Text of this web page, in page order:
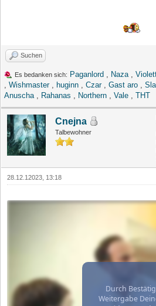
Suchen
Es bedanken sich: Paganlord Naza
Wishmaster, huginn Czar, Gast aro
Anuscha
Rahanas Northern Vale THT
Cnejna
Talbewohner
28.12.12023, 13:18
Durch
Weitergabe